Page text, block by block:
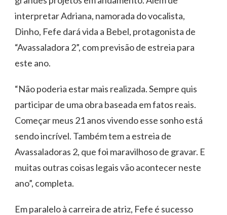
interpretar Adriana, namorada do vocalista,
Dinho, Fefe dará vida a Bebel, protagonista de
“Avassaladora 2”, com previsão de estreia para
este ano.
“Não poderia estar mais realizada. Sempre quis
participar de uma obra baseada em fatos reais.
Começar meus 21 anos vivendo esse sonho está
sendo incrível. Também tem a estreia de
Avassaladoras 2, que foi maravilhoso de gravar. E
muitas outras coisas legais vão acontecer neste
ano”, completa.
Em paralelo à carreira de atriz, Fefe é sucesso